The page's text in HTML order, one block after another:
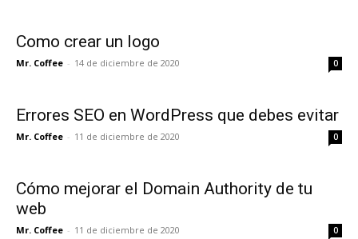
Como crear un logo
Mr. Coffee - 14 de diciembre de 2020 0
Errores SEO en WordPress que debes evitar
Mr. Coffee - 11 de diciembre de 2020 0
Cómo mejorar el Domain Authority de tu
web
Mr. Coffee - 11 de diciembre de 2020 0